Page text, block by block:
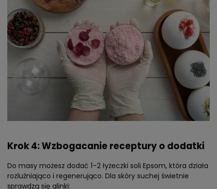
Krok 4: Wzbogacanie receptury o dodatki
Do masy możesz dodać 1–2 łyżeczki soli Epsom, która działa
rozluźniająco i regenerująco. Dla skóry suchej świetnie
sprawdzą się glinki: